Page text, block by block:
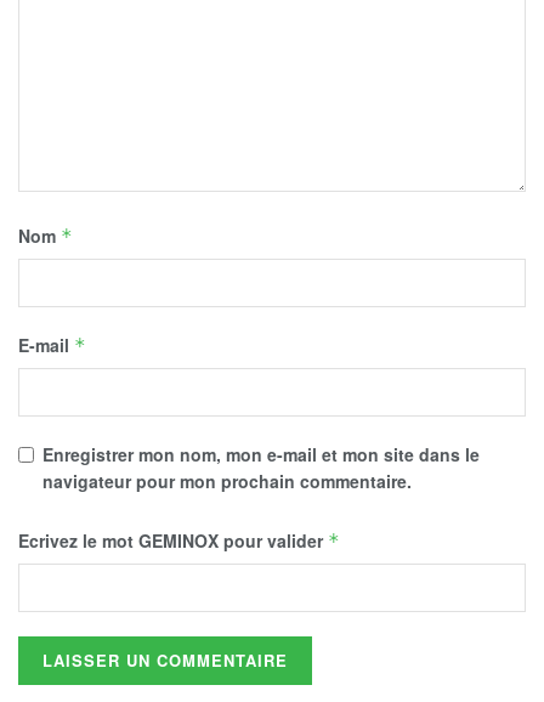
Nom *
E-mail *
Enregistrer mon nom, mon e-mail et mon site dans le
navigateur pour mon prochain commentaire.
Ecrivez le mot GEMINOX pour valider *